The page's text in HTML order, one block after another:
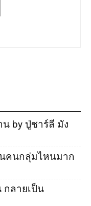
by ปู่ชาร์ลี มัง
นคนกลุ่มไหนมาก
กลายเป็น